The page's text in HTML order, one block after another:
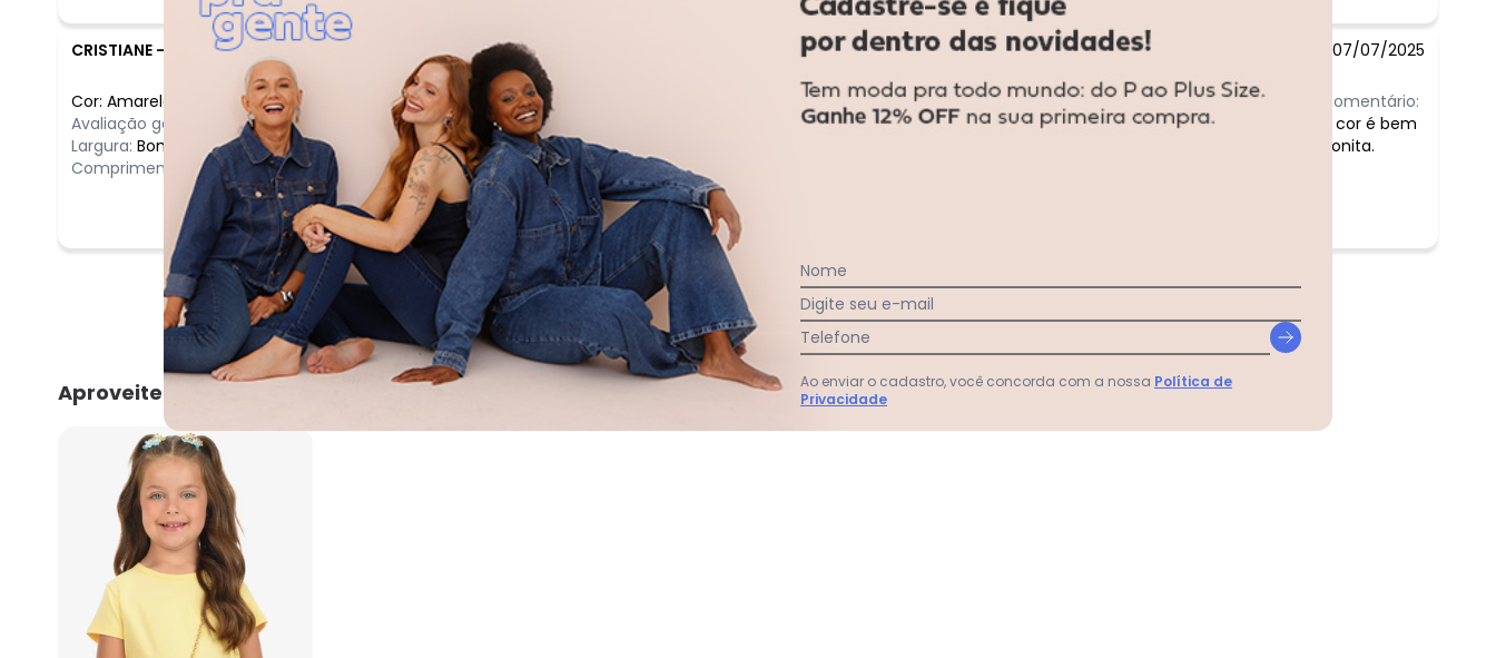
CRISTIANE - SANTA TERESA - ES 07/07/2025
Cor: Amarelo
Avaliação geral do produto: Ruim
Largura: Bom
Comprimento:
Bom
Comentário:
A cor é bem
bonita.
Ver todas as avaliações
Aproveite e compre junto
Nome
Digite seu e-mail
Telefone
Ao enviar o cadastro, você concorda com a nossa Política de
Privacidade